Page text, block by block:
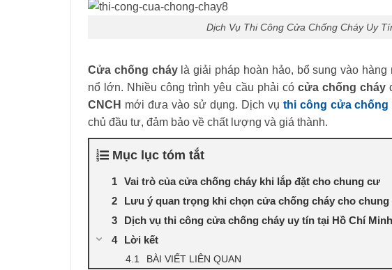
Dịch Vụ Thi Công Cửa Chống Cháy Uy
Cửa chống cháylà giải pháp hoàn hảo, bổ sung vào
nổ lớn. Nhiều công trình yêu cầu phải có cửa chống cháy
CNCH mới đưa vào sử dụng. Dịch vụ thi công cửa chống
chủ đầu tư, đảm bảo về chất lượng và giá thành.
Mục lục tóm tắt
Vai trò của cửa chống cháy khi lắp đặt cho chung cư
Lưu ý quan trọng khi chọn cửa chống cháy cho
Dịch vụ thi công cửa chống cháy uy tín tại Hồ Chí Minh
Lời kết
BÀI VIẾT LIÊN QUAN